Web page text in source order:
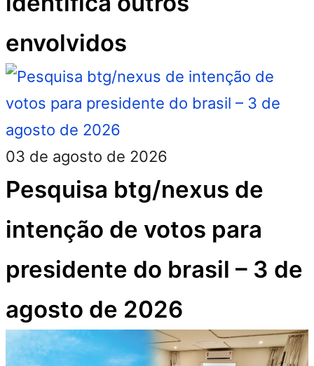
envolvidos
03 de agosto de 2026
Pesquisa btg/nexus de
intenção de votos para
presidente do brasil – 3 de
agosto de 2026